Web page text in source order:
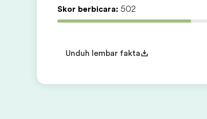
Skor berbicara: 502
Unduh lembar fakta